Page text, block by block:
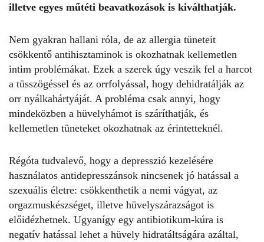
illetve egyes műtéti beavatkozások is kiválthatják.
Nem gyakran hallani róla, de az allergia tüneteit
csökkentő antihisztaminok is okozhatnak kellemetlen
intim problémákat. Ezek a szerek úgy veszik fel a harcot
a tüsszögéssel és az orrfolyással, hogy dehidratálják az
orr nyálkahártyáját. A probléma csak annyi, hogy
mindeközben a hüvelyhámot is száríthatják, és
kellemetlen tüneteket okozhatnak az érintetteknél.
Régóta tudvalevő, hogy a depresszió kezelésére
használatos antidepresszánsok nincsenek jó hatással a
szexuális életre: csökkenthetik a nemi vágyat, az
orgazmuskészséget, illetve hüvelyszárazságot is
előidézhetnek. Ugyanígy egy antibiotikum-kúra is
negatív hatással lehet a hüvely hidratáltságára azáltal,